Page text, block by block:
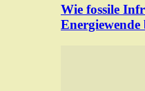
Wie fossile
Energiewende